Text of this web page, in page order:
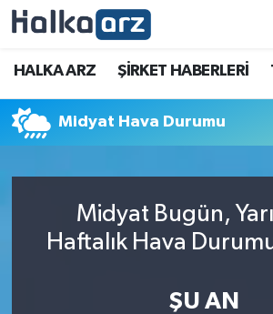
HALKA ARZ ŞİRKET HABERLERİ
Midyat Hava Durumu
Midyat Bugün,
Haftalık Hava
ŞU AN
HALKA ARZ
SERMAYE ARTIRIMI
TEMETTÜ
İletişim